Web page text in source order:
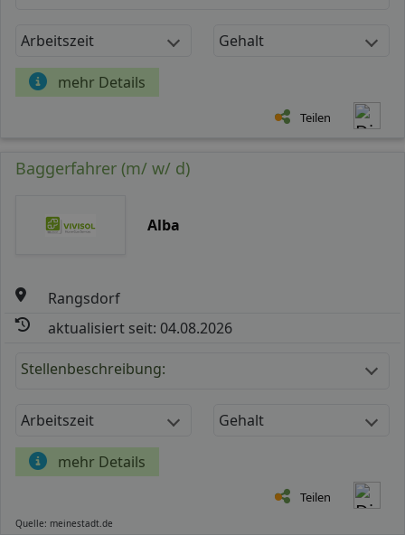
Arbeitszeit Gehalt
mehr Details
Teilen
Baggerfahrer (m/ w/ d)
Alba
Rangsdorf
aktualisiert seit: 04.08.2026
Stellenbeschreibung:
Arbeitszeit Gehalt
mehr Details
Teilen
Quelle: meinestadt.de